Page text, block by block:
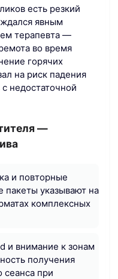
есть резкий
явным
терапевта —
во время
горячих
на риск падения
с недостаточной
—
и повторные
пакеты указывают на
комплексных
и внимание к зонам
получения
сеанса при